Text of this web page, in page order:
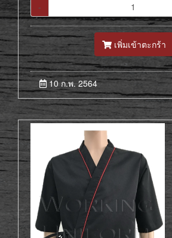
-
เพิ่มเข้าตะกร้า
10 ก.พ. 2564